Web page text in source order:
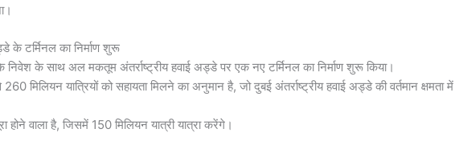
के टर्मिनल का निर्माण शुरू
के साथ अल मकतूम अंतर्राष्ट्रीय हवाई अड्डे पर एक नए टर्मिनल का निर्माण शुरू किया।
मिलियन यात्रियों को सहायता मिलने का अनुमान है, जो दुबई अंतर्राष्ट्रीय हवाई अड्डे की वर्तमान क्षमता में
होने वाला है, जिसमें 150 मिलियन यात्री यात्रा करेंगे।